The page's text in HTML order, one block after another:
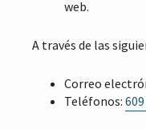
web.
A través de las
Correo
Teléfonos: